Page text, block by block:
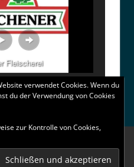
Fleischerei
von ThemeZee.
verwendet Cookies. Wenn du
du der Verwendung von Cookies
zur Kontrolle von Cookies,